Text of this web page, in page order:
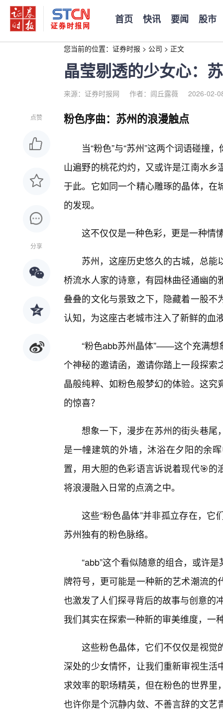
首页 快讯 要闻 股市
您当前的位置： 证券时报 > 公司 > 正文
晶莹剔透的少女心：
来源：证券时报网 作者：闾丘露薇 2026-02-
点赞
分享
粉色序曲：苏州的浪漫触点
当“粉色”与“苏州”这两个词语碰撞
山遍野的桃花灼灼，又或许是江南水
于此。它如同一个精心雕琢的晶体，
的发现。
这不仅仅是一种色彩，更是一种情
苏州，这座历史悠久的古城，总
桥流水人家的诗意，有园林曲径通幽
叠叠的文化与景致之下，隐藏着一股
认知，为这座古老城市注入了新鲜的血
“粉色abb苏州晶体”——这个充满想
个神秘的邀请函，邀请你踏上一段探
晶般纯粹、如粉色般梦幻的体验。这
的惊喜？
想象一下，漫步在苏州的街头巷尾
是一幢建筑的外墙，沐浴在夕阳的余
置，用大胆的色彩语言诉说着现代🎯
将浪漫融入日常的点滴之中。
这些“粉色晶体”并非孤立存在，
苏州独有的粉色脉络。
“abb”这个看似随意的组合，或许
牌符号，更可能是一种新的艺术潮流
也激发了人们探寻背后的故事与创意的
我们其实在探索一种新的审美维度，一
这些粉色晶体，它们不仅仅是视觉
深处的少女情怀，让我们重新审视生
求效率的职场精英，但在粉色的世界
也许你是个沉静内敛、不善言辞的文